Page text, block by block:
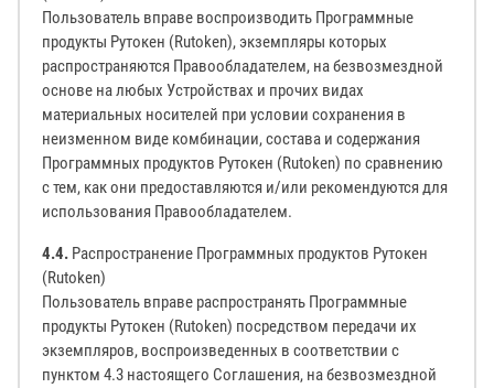
Пользователь вправе воспроизводить Программные
продукты Рутокен (Rutoken), экземпляры которых
распространяются Правообладателем, на безвозмездной
основе на любых Устройствах и прочих видах
материальных носителей при условии сохранения в
неизменном виде комбинации, состава и содержания
Программных продуктов Рутокен (Rutoken) по сравнению
с тем, как они предоставляются и/или рекомендуются для
использования Правообладателем.
4.4. Распространение Программных продуктов Рутокен
(Rutoken)
Пользователь вправе распространять Программные
продукты Рутокен (Rutoken) посредством передачи их
экземпляров, воспроизведенных в соответствии с
пунктом 4.3 настоящего Соглашения, на безвозмездной